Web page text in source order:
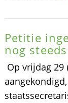
Petitie
nog
Op vrijdag 29